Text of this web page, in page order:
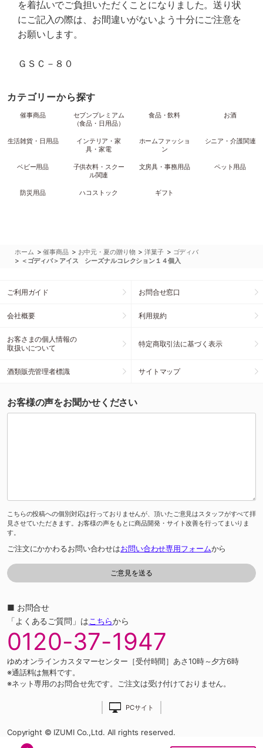
を着払いでご負担いただくことになりました。送り状
にご記入の際は、お間違いがないよう十分にご注意を
お願いします。
ＧＳＣ－８０
カテゴリーから探す
催事商品
セブンプレミアム
（食品・日用品）
食品・飲料 お酒
生活雑貨・日用品
インテリア・家
具・家電
ホームファッショ
ン
シニア・介護関連
ベビー用品
子供衣料・スクー
ル関連
文房具・事務用品 ペット用品
防災用品 ハコストック ギフト
ホーム >催事商品 > お中元・夏の贈り物 >洋菓子 > ゴディバ
> ＜ゴディバ＞アイス シーズナルコレクション１４個入
ご利用ガイド お問合せ窓口
会社概要 利用規約
お客さまの個人情報の
取扱いについて
特定商取引法に基づく表示
酒類販売管理者標識 サイトマップ
お客様の声をお聞かせください
こちらの投稿への個別対応は行っておりませんが、頂いたご意見はスタッフがすべて拝
見させていただきます。お客様の声をもとに商品開発・サイト改善を行ってまいりま
す。
ご注文にかかわるお問い合わせはお問い合わせ専用フォームから
■ お問合せ
「よくあるご質問」はこちらから
0120-37-1947
ゆめオンラインカスタマーセンター［受付時間］あさ10時～夕方6時
※通話料は無料です。
※ネット専用のお問合せ先です。ご注文は受け付けておりません。
PCサイト
Copyright © IZUMI Co.,Ltd. All rights reserved.